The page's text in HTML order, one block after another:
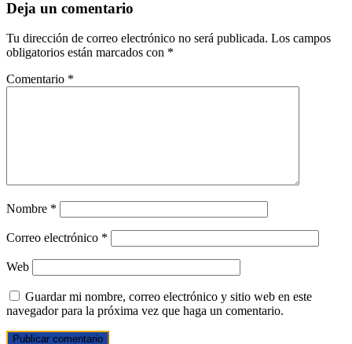
Deja un comentario
Tu dirección de correo electrónico no será publicada. Los campos
obligatorios están marcados con *
Comentario *
Nombre *
Correo electrónico *
Web
Guardar mi nombre, correo electrónico y sitio web en este
navegador para la próxima vez que haga un comentario.